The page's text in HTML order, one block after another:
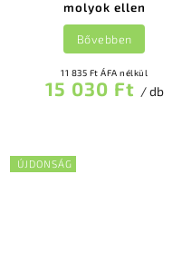
molyok ellen
11 835 Ft ÁFA nélkül
15 030 Ft / db
Bővebben
ÚJDONSÁG